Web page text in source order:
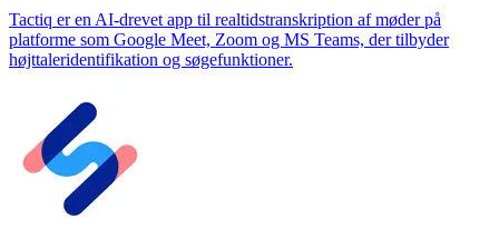
Tactiq er en AI-drevet app til realtidstranskription af møder på
platforme som Google Meet, Zoom og MS Teams, der tilbyder
højttaleridentifikation og søgefunktioner.